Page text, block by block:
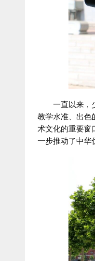
一直以来，少
教学水准、出色
术文化的重要窗
一步推动了中华